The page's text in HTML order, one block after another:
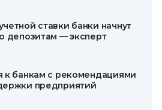
ставки банки начнут
депозитам — эксперт
к банкам с рекомендациями
предприятий